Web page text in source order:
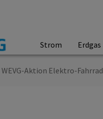
Strom Erdgas
WEVG-Aktion Elektro-